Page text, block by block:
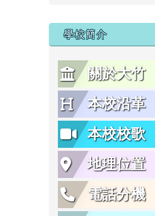
學校簡介
關於大竹
本校沿革
本校校歌
地理位置
電話分機